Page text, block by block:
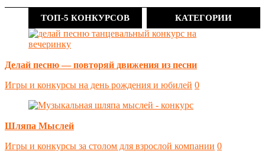
ТОП-5 КОНКУРСОВ КАТЕГОРИИ
Делай песню — повторяй движения из песни
Игры и конкурсы на день рождения и юбилей 0
Шляпа Мыслей
Игры и конкурсы за столом для взрослой компании 0